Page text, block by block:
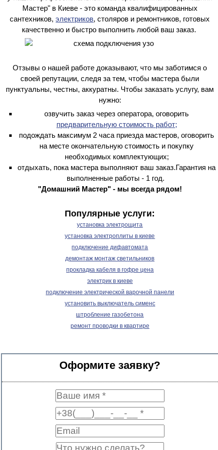
Мастер" в Киеве - это команда квалифицированных
сантехников,электриков, столяров и ремонтников, готовых
качественно и быстро выполнить любой ваш заказ.
Отзывы о нашей работе доказывают, что мы заботимся о
своей репутации, следя за тем, чтобы мастера были
пунктуальны, честны, аккуратны. Чтобы заказать услугу, вам
нужно:
озвучить заказ через оператора, оговорить
предварительную стоимость работ;
подождать максимум 2 часа приезда мастеров, оговорить
на месте окончательную стоимость и покупку
необходимых комплектующих;
отдыхать, пока мастера выполняют ваш заказ.Гарантия на
выполненные работы - 1 год.
"Домашний Мастер" - мы всегда рядом!
Популярные услуги:
установка электрощита
установка электроплиты в киеве
подключение дифавтомата
демонтаж монтаж светильников
прокладка кабеля в гофре цена
электрик в киеве
подключение электрической варочной панели
установить выключатель сименс
штробление газобетона
ремонт проводки в квартире
Оформите заявку?